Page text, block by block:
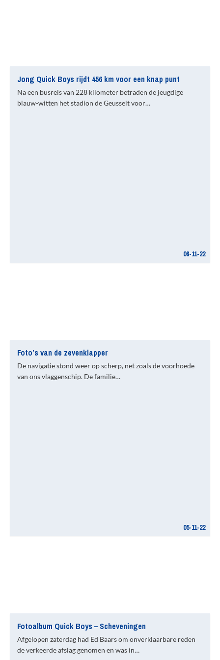
Jong Quick Boys rijdt 456 km voor een knap punt
Na een busreis van 228 kilometer betraden de jeugdige
blauw-witten het stadion de Geusselt voor…
06-11-22
Foto’s van de zevenklapper
De navigatie stond weer op scherp, net zoals de voorhoede
van ons vlaggenschip. De familie…
05-11-22
Fotoalbum Quick Boys – Scheveningen
Afgelopen zaterdag had Ed Baars om onverklaarbare reden
de verkeerde afslag genomen en was in…